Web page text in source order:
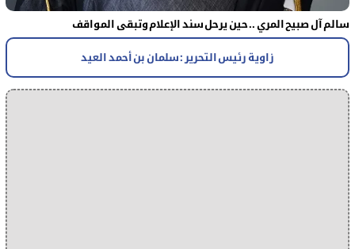
سالم آل صبيح المري .. حين يرحل سند الإعلام وتبقى المواقف
زاوية رئيس التحرير : سلمان بن أحمد العيد